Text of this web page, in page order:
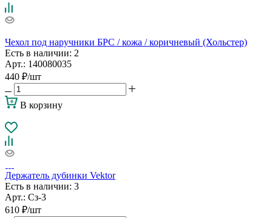
Чехол под наручники БРС / кожа / коричневый (Хольстер)
Есть в наличии: 2
Арт.: 140080035
440 ₽/шт
В корзину
Держатель дубинки Vektor
Есть в наличии: 3
Арт.: Сз-3
610 ₽/шт